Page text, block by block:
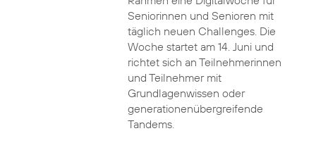
Seniorinnen und Senioren mit
täglich neuen Challenges. Die
Woche startet am 14. Juni und
richtet sich an Teilnehmerinnen
und Teilnehmer mit
Grundlagenwissen oder
generationenübergreifende
Tandems.